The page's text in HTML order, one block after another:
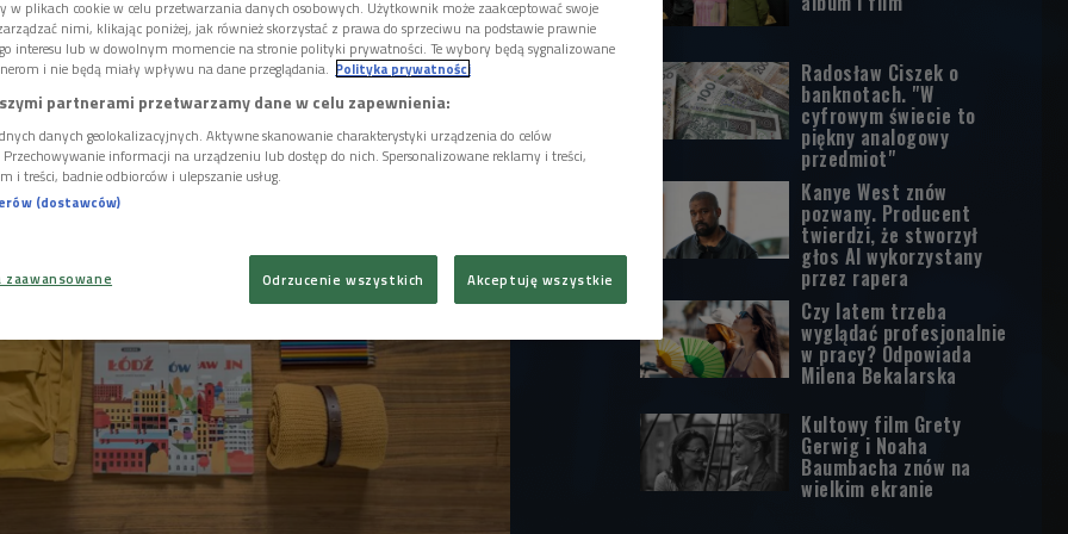
Żmijska. Za stronę graficzną zaś
Halo. - "Niemapa" powstała z nudów,
- zdradzała w Czwórce Asia Studzińska.
Radosław Ciszek o
banknotach. "W
cyfrowym świecie to
piękny analogowy
przedmiot"
Kanye West znów
pozwany. Producent
twierdzi, że stworzył
głos AI wykorzystany
przez rapera
Czy latem trzeba
wyglądać profesjonalnie
w pracy? Odpowiada
Milena Bekalarska
Kultowy film Grety
Gerwig i Noaha
Baumbacha znów na
wielkim ekranie
w plikach cookie w celu przetwarzania danych osobowych. Użytkownik może zaakceptować swoje
nimi, klikając poniżej, jak również skorzystać z prawa do sprzeciwu na podstawie prawnie
interesu lub w dowolnym momencie na stronie polityki prywatności. Te wybory będą sygnalizowane
i nie będą miały wpływu na dane przeglądania. Polityka prywatności
partnerami przetwarzamy dane w celu zapewnienia:
danych geolokalizacyjnych. Aktywne skanowanie charakterystyki urządzenia do celów
informacji na urządzeniu lub dostęp do nich. Spersonalizowane reklamy i treści,
i treści, badnie odbiorców i ulepszanie usług.
(dostawców)
Odrzucenie wszystkich Akceptuję wszystkie